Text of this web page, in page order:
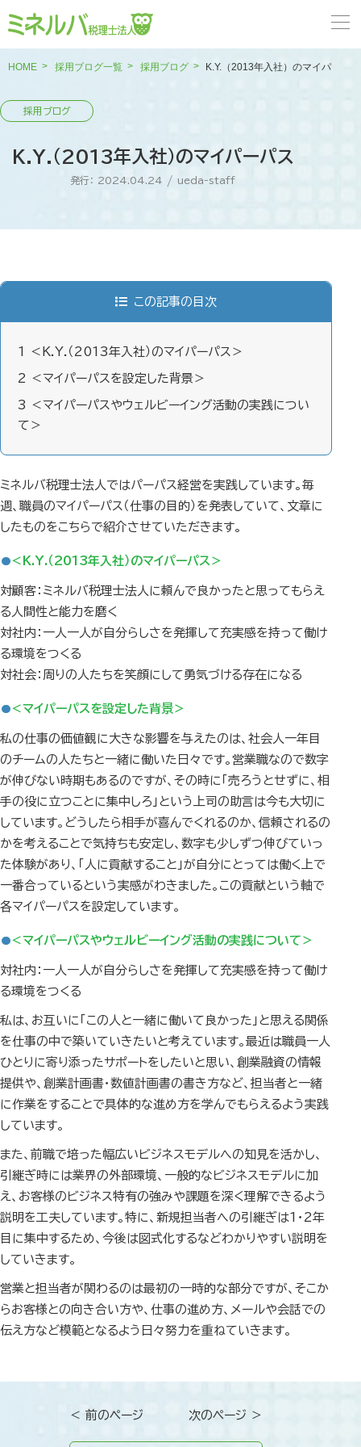
HOME 採用ブログ一覧 採用ブログ K.Y.（2013年入社）のマイパーパス
K.Y.（2013年入社）のマイパーパス
発行： 2024.04.24 / ueda-staff
この記事の目次
1 ＜K.Y.（2013年入社）のマイパーパス＞
2 ＜マイパーパスを設定した背景＞
3 ＜マイパーパスやウェルビーイング活動の実践につい
て＞
ミネルバ税理士法人ではパーパス経営を実践しています。毎
週、職員のマイパーパス（仕事の目的）を発表していて、文章に
したものをこちらで紹介させていただきます。
＜K.Y.（2013年入社）のマイパーパス＞
対顧客：ミネルバ税理士法人に頼んで良かったと思ってもらえ
る人間性と能力を磨く
対社内：一人一人が自分らしさを発揮して充実感を持って働け
る環境をつくる
対社会：周りの人たちを笑顔にして勇気づける存在になる
＜マイパーパスを設定した背景＞
私の仕事の価値観に大きな影響を与えたのは、社会人一年目
のチームの人たちと一緒に働いた日々です。営業職なので数字
が伸びない時期もあるのですが、その時に「売ろうとせずに、相
手の役に立つことに集中しろ」という上司の助言は今も大切に
しています。どうしたら相手が喜んでくれるのか、信頼されるの
かを考えることで気持ちも安定し、数字も少しずつ伸びていっ
た体験があり、「人に貢献すること」が自分にとっては働く上で
一番合っているという実感がわきました。この貢献という軸で
各マイパーパスを設定しています。
＜マイパーパスやウェルビーイング活動の実践について＞
対社内：一人一人が自分らしさを発揮して充実感を持って働け
る環境をつくる
私は、お互いに「この人と一緒に働いて良かった」と思える関係
を仕事の中で築いていきたいと考えています。最近は職員一人
ひとりに寄り添ったサポートをしたいと思い、創業融資の情報
提供や、創業計画書・数値計画書の書き方など、担当者と一緒
に作業をすることで具体的な進め方を学んでもらえるよう実践
しています。
また、前職で培った幅広いビジネスモデルへの知見を活かし、
引継ぎ時には業界の外部環境、一般的なビジネスモデルに加
え、お客様のビジネス特有の強みや課題を深く理解できるよう
説明を工夫しています。特に、新規担当者への引継ぎは1・2年
目に集中するため、今後は図式化するなどわかりやすい説明を
していきます。
営業と担当者が関わるのは最初の一時的な部分ですが、そこか
らお客様との向き合い方や、仕事の進め方、メールや会話での
伝え方など模範となるよう日々努力を重ねていきます。
＜ 前のページ 次のページ ＞